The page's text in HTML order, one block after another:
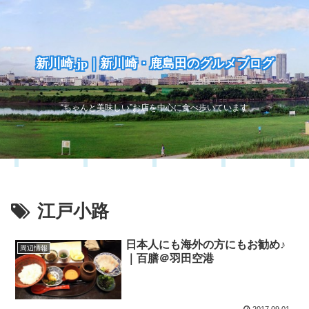
新川崎.jp｜新川崎・鹿島田のグルメブログ
“ちゃんと美味しい”お店を中心に食べ歩いています
江戸小路
周辺情報
日本人にも海外の方にもお勧め♪
｜百膳＠羽田空港